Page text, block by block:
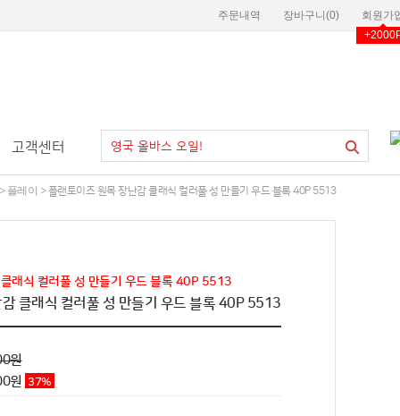
회원가
장바구니(0)
주문내역
고객센터
플레이 > 플랜토이즈 원목 장난감 클래식 컬러풀 성 만들기 우드 블록 40P 5513
래식 컬러풀 성 만들기 우드 블록 40P 5513
클래식 컬러풀 성 만들기 우드 블록 40P 5513
원
원 37%